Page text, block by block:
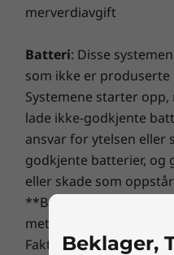
merverdiavgift
Batteri: Disse
som ikke er produserte
Systemene starter
lade ikke-godkjente
ansvar for ytelsen eller
godkjente batterier, og
eller skade som
**Batteriliv er basert på
metodologien og er et
Faktisk batterilevetid
Beklager,